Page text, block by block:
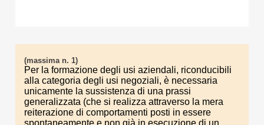
(massima n. 1)
Per la formazione degli usi aziendali, riconducibili
alla categoria degli usi negoziali, è necessaria
unicamente la sussistenza di una prassi
generalizzata (che si realizza attraverso la mera
reiterazione di comportamenti posti in essere
spontaneamente e non già in esecuzione di un